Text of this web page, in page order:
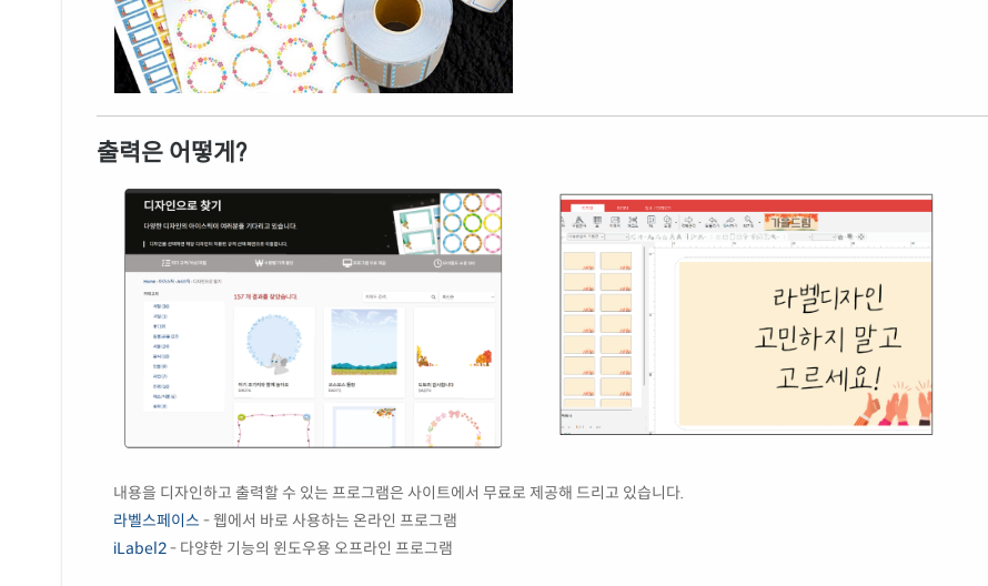
출력은 어떻게?
내용을 디자인하고 출력할 수 있는 프로그램은 사이트에서 무료로 제공해 드리고 있습니다.
라벨스페이스 - 웹에서 바로 사용하는 온라인 프로그램
iLabel2- 다양한 기능의 윈도우용 오프라인 프로그램